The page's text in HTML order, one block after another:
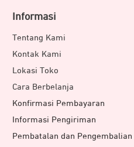
Informasi
Tentang Kami
Kontak Kami
Lokasi Toko
Cara Berbelanja
Konfirmasi Pembayaran
Informasi Pengiriman
Pembatalan dan Pengembalian